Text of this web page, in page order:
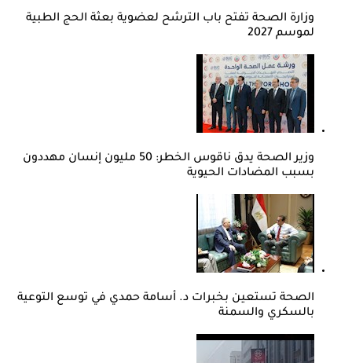
وزارة الصحة تفتح باب الترشح لعضوية بعثة الحج الطبية
لموسم 2027
وزير الصحة يدق ناقوس الخطر: 50 مليون إنسان مهددون
بسبب المضادات الحيوية
الصحة تستعين بخبرات د. أسامة حمدي في توسع التوعية
بالسكري والسمنة